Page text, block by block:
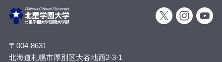
〒004-8631
北海道札幌市厚別区大谷地西2-3-1